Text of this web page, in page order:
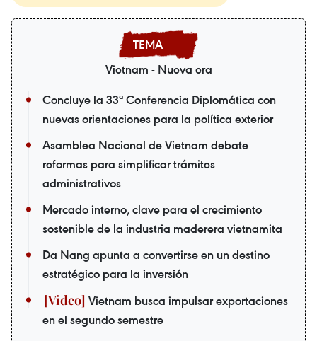
Vietnam - Nueva era
Concluye la 33ª Conferencia Diplomática con
nuevas orientaciones para la política exterior
Asamblea Nacional de Vietnam debate
reformas para simplificar trámites
administrativos
Mercado interno, clave para el crecimiento
sostenible de la industria maderera vietnamita
Da Nang apunta a convertirse en un destino
estratégico para la inversión
Vietnam busca impulsar exportaciones
en el segundo semestre